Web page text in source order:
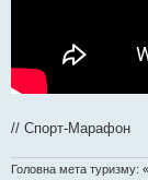
// Спорт-Марафон
Головна мета туризму: